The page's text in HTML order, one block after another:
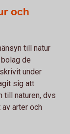
och
till natur
de
under
sig att
till naturen, dvs
arter och